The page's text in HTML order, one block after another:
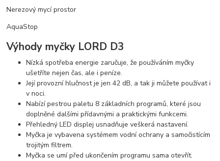
Nerezový mycí prostor
AquaStop
Výhody myčky LORD D3
Nízká spotřeba energie zaručuje, že používáním myčky
ušetříte nejen čas, ale i peníze.
Její provozní hlučnost je jen 42 dB, a tak ji můžete používat i
v noci.
Nabízí pestrou paletu 8 základních programů, které jsou
doplněné dalšími přídavnými a praktickými funkcemi.
Přehledný LED displej usnadňuje veškerá nastavení.
Myčka je vybavena systémem vodní ochrany a samočistícím
trojitým filtrem.
Myčka se umí před ukončením programu sama otevřít.